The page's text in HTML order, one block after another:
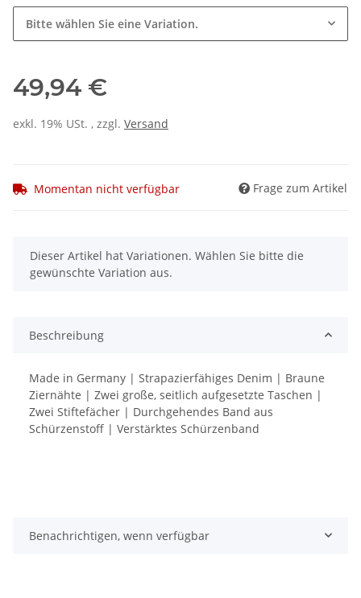
Bitte wählen Sie eine Variation.
49,94 €
exkl. 19% USt. , zzgl. Versand
Momentan nicht verfügbar Frage zum Artikel
x
Dieser Artikel hat Variationen. Wählen Sie bitte die
gewünschte Variation aus.
Beschreibung
Made in Germany | Strapazierfähiges Denim | Braune
Ziernähte | Zwei große, seitlich aufgesetzte Taschen |
Zwei Stiftefächer | Durchgehendes Band aus
Schürzenstoff | Verstärktes Schürzenband
Benachrichtigen, wenn verfügbar